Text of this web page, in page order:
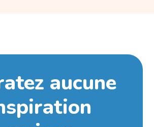
aucune